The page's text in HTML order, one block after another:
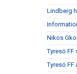
Lindberg
Nikos
Tyresö FF
Tyresö FF